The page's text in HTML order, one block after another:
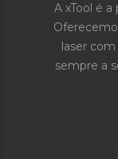
A xTool é a
laser
sempre a